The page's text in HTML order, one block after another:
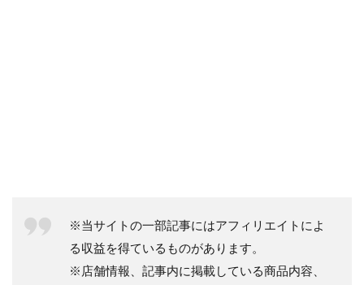
※当サイトの一部記事にはアフィリエイトによ
る収益を得ているものがあります。
※店舗情報、記事内に掲載している商品内容、